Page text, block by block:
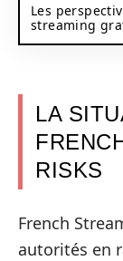
Les
streaming
LA
RISKS
French
autorités en